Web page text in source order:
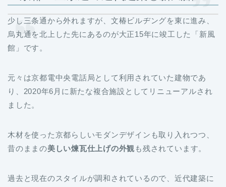
少し三条通から外れますが、文椿ビルヂングを東に進み、
烏丸通を北上した先にあるのが大正15年に竣工した「新風
館」です。
元々は京都電中央電話局として利用されていた建物であ
り、2020年6月に新たな複合施設としてリニューアルされ
ました。
木材を使った京都らしいモダンデザインも取り入れつつ、
昔のままの美しい煉瓦仕上げの外観 も残されています。
過去と現在のスタイルが調和されているので、近代建築に